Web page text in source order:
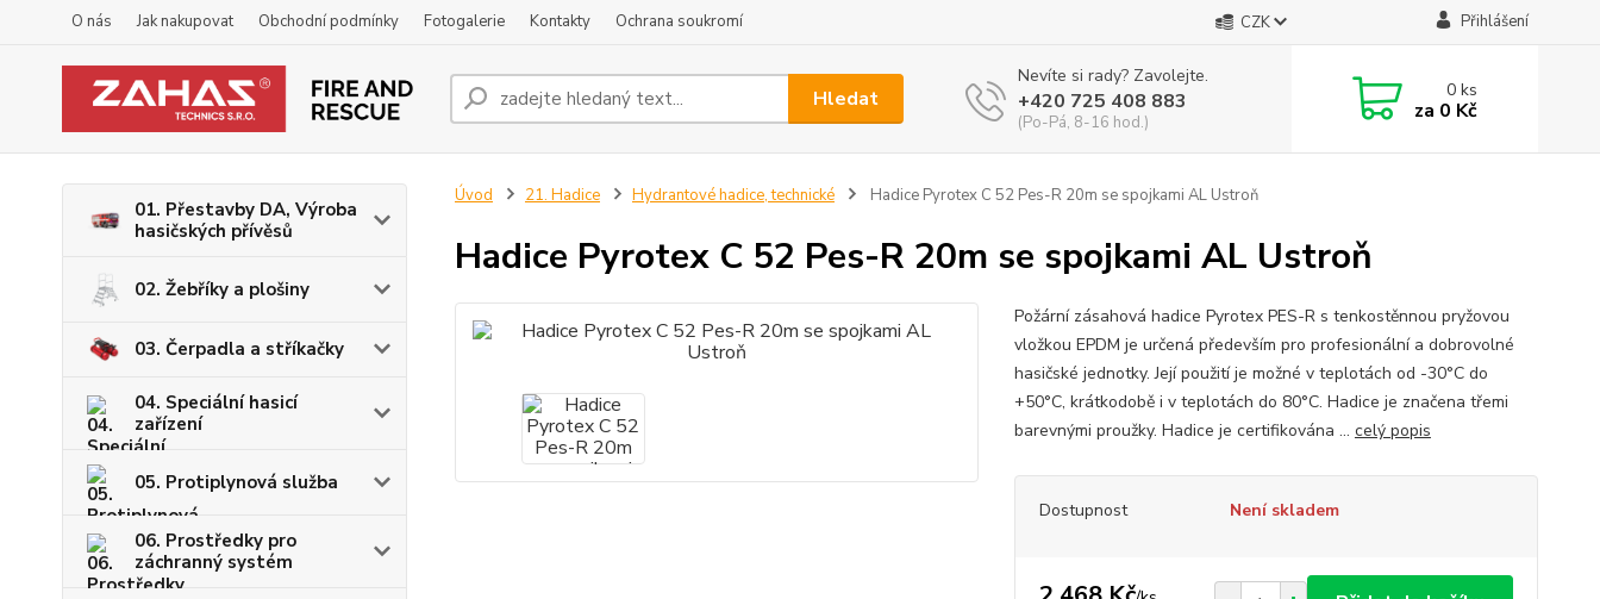
O nás Jak nakupovat Obchodní podmínky Fotogalerie Kontakty Ochrana soukromí CZK Přihlášení
Hledat
Nevíte si rady? Zavolejte.
+420 725 408 883
(Po-Pá, 8-16 hod.)
0ks
za 0 Kč
01. Přestavby DA, Výroba
hasičských přívěsů
02. Žebříky a plošiny
03. Čerpadla a stříkačky
04. Speciální hasicí
zařízení
05. Protiplynová služba
06. Prostředky pro
záchranný systém
Úvod 21. Hadice Hydrantové hadice, technické Hadice Pyrotex C 52 Pes-R 20m se spojkami AL Ustroň
Hadice Pyrotex C 52 Pes-R 20m se spojkami AL Ustroň
Požární zásahová hadice Pyrotex PES-R s tenkostěnnou pryžovou
vložkou EPDM je určená především pro profesionální a dobrovolné
hasičské jednotky. Její použití je možné v teplotách od -30°C do
+50°C, krátkodobě i v teplotách do 80°C. Hadice je značena třemi
barevnými proužky. Hadice je certifikována ... celý popis
Dostupnost Není skladem